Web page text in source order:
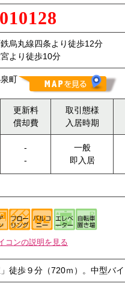
鉄烏丸線四条より徒歩12分
より徒歩10分
町
更新料
償却費
取引態様
入居時期
-
-
一般
即入居
コンの説明を見る
徒歩９分（720ｍ）。中型バ